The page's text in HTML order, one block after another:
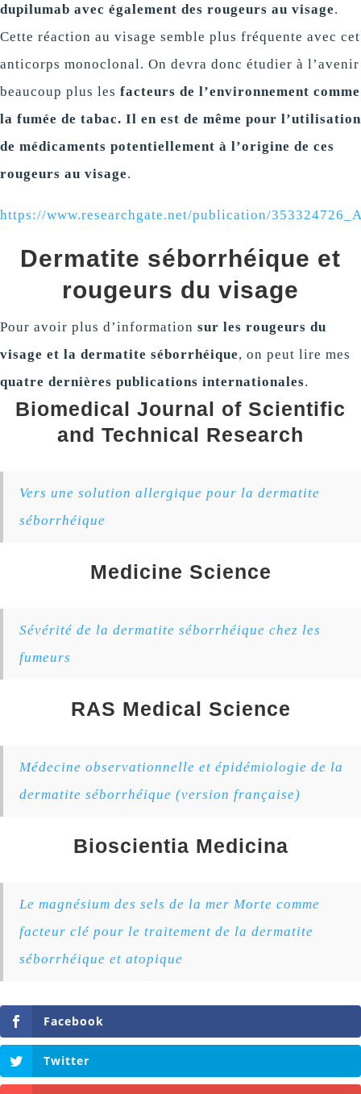
dupilumab avec également des rougeurs au visage.
Cette réaction au visage semble plus fréquente avec cet
anticorps monoclonal. On devra donc étudier à l’avenir
beaucoup plus les facteurs de l’environnement comme
la fumée de tabac. Il en est de même pour l’utilisation
de médicaments potentiellement à l’origine de ces
rougeurs au visage.
https://www.researchgate.net/publication/
Dermatite séborrhéique et
rougeurs du visage
Pour avoir plus d’information sur les rougeurs du
visage et la dermatite séborrhéique, on peut lire mes
quatre dernières publications internationales.
Biomedical Journal of Scientific
and Technical Research
Vers une solution allergique pour la dermatite
séborrhéique
Medicine Science
Sévérité de la dermatite séborrhéique chez les
fumeurs
RAS Medical Science
Médecine observationnelle et épidémiologie de la
dermatite séborrhéique (version française)
Bioscientia Medicina
Le magnésium des sels de la mer Morte comme
facteur clé pour le traitement de la dermatite
séborrhéique et atopique
Facebook
Twitter